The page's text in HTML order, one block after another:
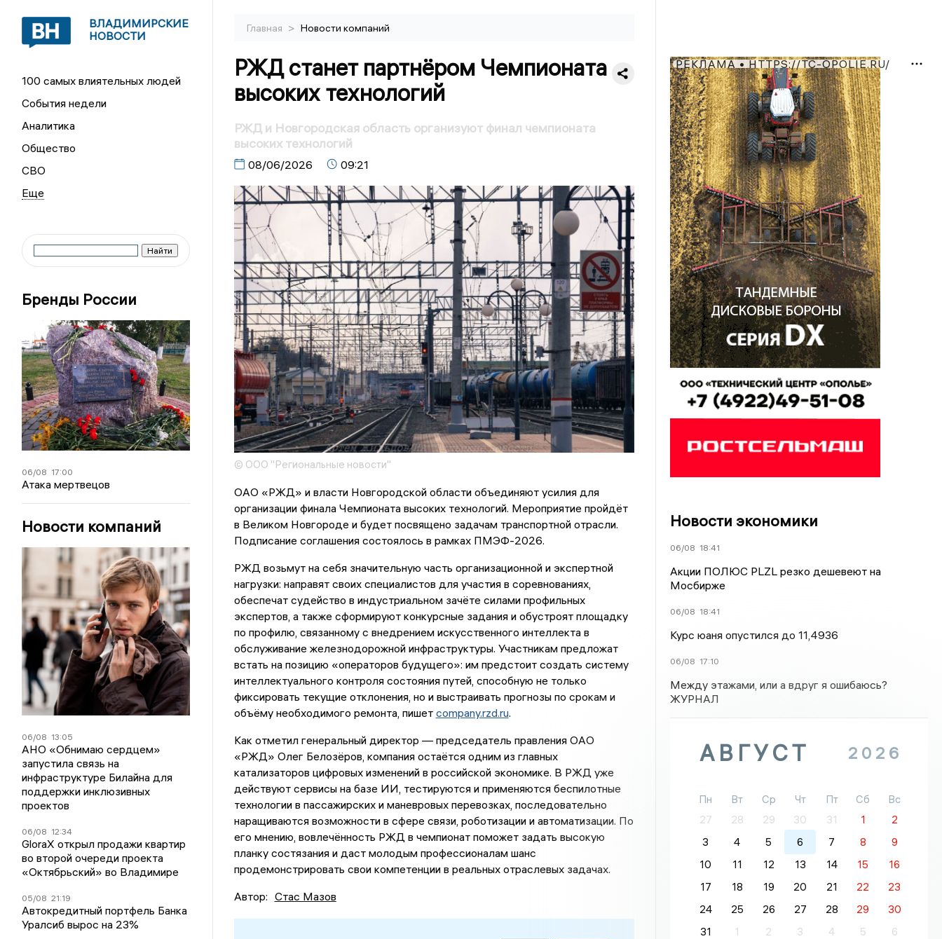
ВЛАДИМИРСКИЕ
НОВОСТИ
100 самых влиятельных людей
События недели
Аналитика
Общество
СВО
Бренды России
06/08 17:00
Атака мертвецов
Новости компаний
06/08 13:05
АНО «Обнимаю сердцем»
запустила связь на
инфраструктуре Билайна для
поддержки инклюзивных
проектов
06/08 12:34
GloraX открыл продажи квартир
во второй очереди проекта
«Октябрьский» во Владимире
05/08 21:19
Автокредитный портфель Банка
Уралсиб вырос на 23%
Главная > Новости компаний
РЖД станет партнёром Чемпионата
высоких технологий
РЖД и Новгородская область организуют финал чемпионата
высоких технологий
08/06/2026 09:21
© ООО "Региональные новости"
ОАО «РЖД» и власти Новгородской области объединяют усилия для
организации финала Чемпионата высоких технологий. Мероприятие пройдёт
в Великом Новгороде и будет посвящено задачам транспортной отрасли.
Подписание соглашения состоялось в рамках ПМЭФ-2026.
РЖД возьмут на себя значительную часть организационной и экспертной
нагрузки: направят своих специалистов для участия в соревнованиях,
обеспечат судейство в индустриальном зачёте силами профильных
экспертов, а также сформируют конкурсные задания и обустроят площадку
по профилю, связанному с внедрением искусственного интеллекта в
обслуживание железнодорожной инфраструктуры. Участникам предложат
встать на позицию «операторов будущего»: им предстоит создать систему
интеллектуального контроля состояния путей, способную не только
фиксировать текущие отклонения, но и выстраивать прогнозы по срокам и
объёму необходимого ремонта, пишет company.rzd.ru.
Как отметил генеральный директор — председатель правления ОАО
«РЖД» Олег Белозёров, компания остаётся одним из главных
катализаторов цифровых изменений в российской экономике. В РЖД уже
действуют сервисы на базе ИИ, тестируются и применяются беспилотные
технологии в пассажирских и маневровых перевозках, последовательно
наращиваются возможности в сфере связи, роботизации и автоматизации. По
его мнению, вовлечённость РЖД в чемпионат поможет задать высокую
планку состязания и даст молодым профессионалам шанс
продемонстрировать свои компетенции в реальных отраслевых задачах.
Автор: Стас Мазов
РЕКЛАМА • HTTPS://TC-OPOLIE.RU/
Новости экономики
06/08 18:41
Акции ПОЛЮС PLZL резко дешевеют на
Мосбирже
06/08 18:41
Курс юаня опустился до 11,4936
06/08 17:10
Между этажами, или а вдруг я ошибаюсь?
ЖУРНАЛ
АВГУСТ 2026
Пн Вт Ср Чт Пт Сб
Вс
27
28 29 30 31 1
2
3
4 5 6 7 8
9
10
11 12 13 14 15
16
17
18 19 20 21 22
23
24
25 26 27 28 29
30
31
1 2 3 4 5 6